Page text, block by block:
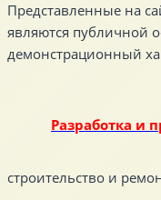
Представленные на
являются публичной
демонстрационный
Разработка и
строительство и